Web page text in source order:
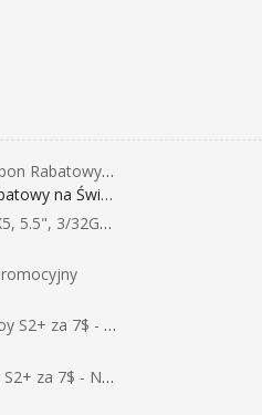
na Kurs Angielskiego dla Dzieci - FunEnglish
na Święta (
2950mAh, aparat 13MP za 267zł - Banggood
Najniższa cena od 2017r
cena od 2017r